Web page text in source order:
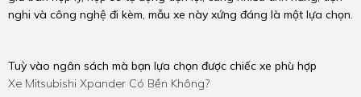
nghi và công nghệ đi kèm, mẫu xe này xứng đáng là một lựa chọn.
Tuỳ vào ngân sách mà bạn lựa chọn được chiếc xe phù hợp
Xe Mitsubishi Xpander Có Bền Không?